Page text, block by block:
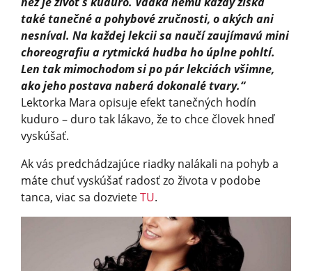
také tanečné a pohybové zručnosti, o akých ani
nesníval. Na každej lekcii sa naučí zaujímavú mini
choreografiu a rytmická hudba ho úplne pohltí.
Len tak mimochodom si po pár lekciách všimne,
ako jeho postava naberá dokonalé tvary.“
Lektorka Mara opisuje efekt tanečných hodín
kuduro – duro tak lákavo, že to chce človek hneď
vyskúšať.
Ak vás predchádzajúce riadky nalákali na pohyb a
máte chuť vyskúšať radosť zo života v podobe
tanca, viac sa dozvieteTU.